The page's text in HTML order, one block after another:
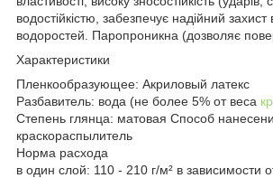
водостійкістю, забезпечує надійний захист
водоростей. Паропроникна (дозволяє
Характеристики
Пленкообразующее: Акриловый латекс
Разбавитель: вода (не более 5% от веса
Степень глянца: матовая Способ
краскораспылитель
Норма расхода
в один слой: 110 - 210 г/м² в зависимости